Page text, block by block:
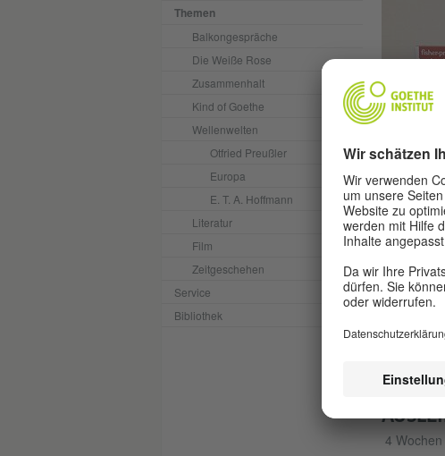
Themen
Balkongespräche
Die Weiße Rose
Zusammenhalt
Kind of Goethe
Wellenwelten
Otfried Preußler
Europa
E. T. A. Hoffmann
Literatur
Film
Zeitgeschehen
Service
Bibliothek
#KIDS
Das
für Kinder
4 Wochen